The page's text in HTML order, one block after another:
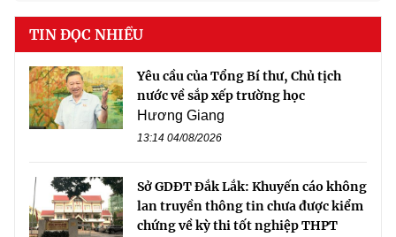
TIN ĐỌC NHIỀU
Yêu cầu của Tổng Bí thư, Chủ tịch
nước về sắp xếp trường học
Hương Giang
13:14 04/08/2026
Sở GDĐT Đắk Lắk: Khuyến cáo không
lan truyền thông tin chưa được kiểm
chứng về kỳ thi tốt nghiệp THPT